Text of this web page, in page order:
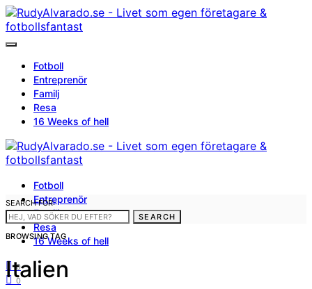
Fotboll
Entreprenör
Familj
Resa
16 Weeks of hell
Fotboll
Entreprenör
Familj
Resa
16 Weeks of hell
0
0
SEARCH FOR:
SEARCH
BROWSING TAG
Italien